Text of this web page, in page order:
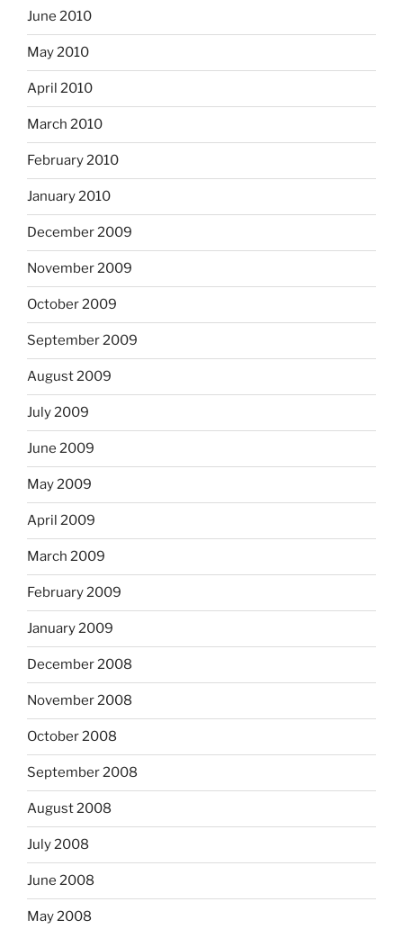
June 2010
May 2010
April 2010
March 2010
February 2010
January 2010
December 2009
November 2009
October 2009
September 2009
August 2009
July 2009
June 2009
May 2009
April 2009
March 2009
February 2009
January 2009
December 2008
November 2008
October 2008
September 2008
August 2008
July 2008
June 2008
May 2008